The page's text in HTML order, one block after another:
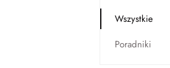
Wszystkie
Poradniki